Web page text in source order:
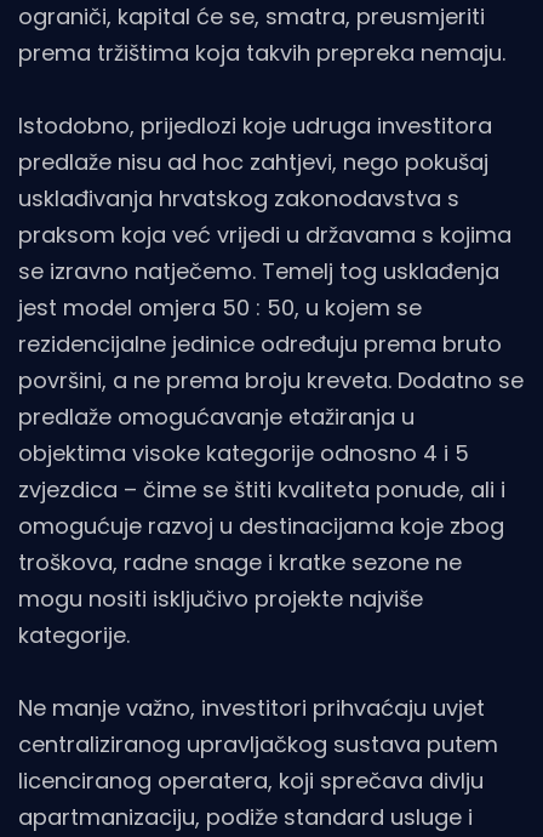
ograniči, kapital će se, smatra, preusmjeriti
prema tržištima koja takvih prepreka nemaju.
Istodobno, prijedlozi koje udruga investitora
predlaže nisu ad hoc zahtjevi, nego pokušaj
usklađivanja hrvatskog zakonodavstva s
praksom koja već vrijedi u državama s kojima
se izravno natječemo. Temelj tog usklađenja
jest model omjera 50 : 50, u kojem se
rezidencijalne jedinice određuju prema bruto
površini, a ne prema broju kreveta. Dodatno se
predlaže omogućavanje etažiranja u
objektima visoke kategorije odnosno 4 i 5
zvjezdica – čime se štiti kvaliteta ponude, ali i
omogućuje razvoj u destinacijama koje zbog
troškova, radne snage i kratke sezone ne
mogu nositi isključivo projekte najviše
kategorije.
Ne manje važno, investitori prihvaćaju uvjet
centraliziranog upravljačkog sustava putem
licenciranog operatera, koji sprečava divlju
apartmanizaciju, podiže standard usluge i